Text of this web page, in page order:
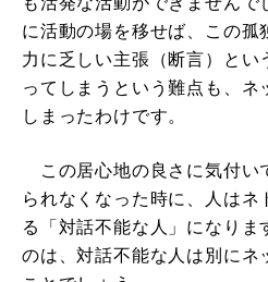
に活動の場を移せば、この孤
力に乏しい主張（断言）とい
ってしまうという難点も、ネ
しまったわけです。
この居心地の良さに気付い
られなくなった時に、人はネ
る「対話不能な人」になりま
のは、対話不能な人は別にネ